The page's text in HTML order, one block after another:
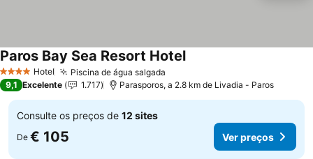
4 EstrelasHotel Piscina de água salgada
Paros Bay Sea Resort HotelVer preços
9,1 Excelente 1.717 Parasporos, a 2.8 km de Livadia - Paros
Consulte os preços de 12 sites
De € 105 Ver preços